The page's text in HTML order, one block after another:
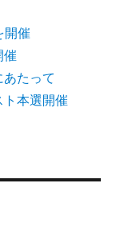
開催
催
たって
本選開催